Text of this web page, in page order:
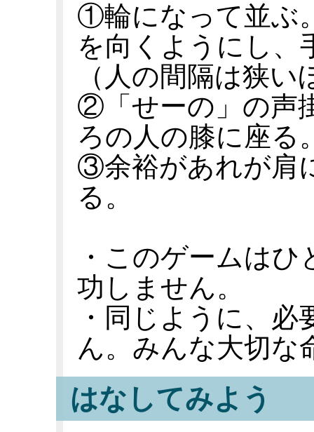
①輪になって並ぶ
を向くようにし、
（人の間隔は狭
②「せーの」の声
ろの人の膝に座る
③余裕があれが肩
る。
・このゲームは
功しません。
・同じように、
ん。みんな大切な
はなしてみよう